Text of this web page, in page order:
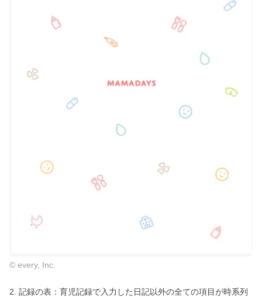
© every, Inc.
2. 記録の表：育児記録で入力した日記以外の全ての項目が時系列